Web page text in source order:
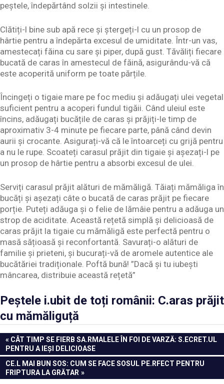
peștele, îndepărtând solzii și intestinele.
Clătiți-l bine sub apă rece și ștergeți-l cu un prosop de
hârtie pentru a îndepărta excesul de umiditate. Într-un vas,
amestecați făina cu sare și piper, după gust. Tăvăliți fiecare
bucată de caras în amestecul de făină, asigurându-vă că
este acoperită uniform pe toate părțile.
Încingeți o tigaie mare pe foc mediu și adăugați ulei vegetal
suficient pentru a acoperi fundul tigăii. Când uleiul este
încins, adăugați bucățile de caras și prăjiți-le timp de
aproximativ 3-4 minute pe fiecare parte, până când devin
aurii și crocante. Asigurați-vă că le întoarceți cu grijă pentru
a nu le rupe. Scoateți carasul prăjit din tigaie și așezați-l pe
un prosop de hârtie pentru a absorbi excesul de ulei.
Serviți carasul prăjit alături de mămăligă. Tăiați mămăliga în
bucăți și așezați câte o bucată de caras prăjit pe fiecare
porție. Puteți adăuga și o felie de lămâie pentru a adăuga un
strop de aciditate. Această rețetă simplă și delicioasă de
caras prăjit la tigaie cu mămăligă este perfectă pentru o
masă sățioasă și reconfortantă. Savurați-o alături de
familie și prieteni, și bucurați-vă de aromele autentice ale
bucătăriei tradiționale. Poftă bună! ”Dacă și tu iubești
mâncarea, distribuie această rețetă”
Peștele i.ubit de toți românii: C.aras prăjit
cu mămăliguță
Navigare
în
articole
PREVIOUS
POST:
CÂT TIMP SE FIERB SA.RMALELE ÎN FOI DE VARZĂ: S.ECRET.UL
PENTRU A IEȘI DELICIOASE
NEXT
POST:
CE.L MAI BUN SOS: CUM SE FACE SOSUL PE.RFECT PENTRU
FRIPTURA LA GRĂTAR